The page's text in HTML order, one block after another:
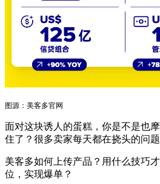
图源：美客多官网
面对这块诱人的蛋糕，你是不是也
住了？很多卖家每天都在挠头的问题
美客多如何上传产品？用什么技巧
位，实现爆单？